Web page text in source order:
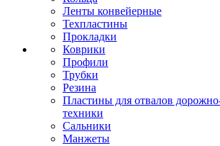
Ленты конвейерные
Техпластины
Прокладки
Коврики
Профили
Трубки
Резина
Пластины для отвалов
техники
Сальники
Манжеты